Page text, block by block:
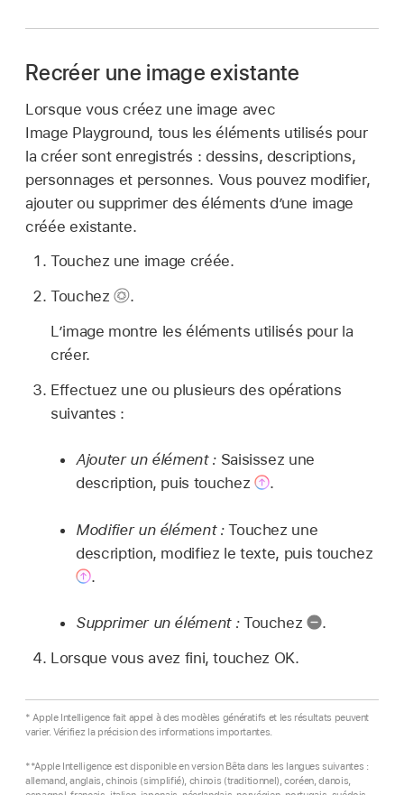
Recréer une image existante
Lorsque vous créez une image avec
Image Playground, tous les éléments utilisés pour
la créer sont enregistrés : dessins, descriptions,
personnages et personnes. Vous pouvez modifier,
ajouter ou supprimer des éléments d’une image
créée existante.
Touchez une image créée.
Touchez
.
L’image montre les éléments utilisés pour la
créer.
Effectuez une ou plusieurs des opérations
suivantes :
Ajouter un élément : Saisissez une
description, puis touchez
.
Modifier un élément :Touchez une
description, modifiez le texte, puis touchez
.
Supprimer un élément : Touchez
.
Lorsque vous avez fini, touchez OK.
* Apple Intelligence fait appel à des modèles génératifs et les résultats peuvent
varier. Vérifiez la précision des informations importantes.
**Apple Intelligence est disponible en version Bêta dans les langues suivantes :
allemand, anglais, chinois (simplifié), chinois (traditionnel), coréen, danois,